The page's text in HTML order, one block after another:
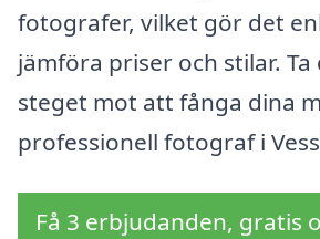
fotografer, vilket gör det
jämföra priser och stilar.
steget mot att fånga dina
professionell fotograf i
Få 3 erbjudanden, gratis